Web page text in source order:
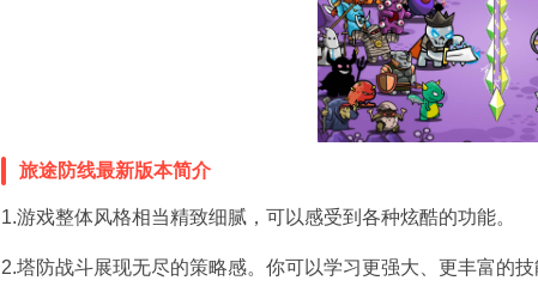
旅途防线最新版本简介
1.游戏整体风格相当精致细腻，可以感受到各种炫酷的功能。
2.塔防战斗展现无尽的策略感。你可以学习更强大、更丰富的技